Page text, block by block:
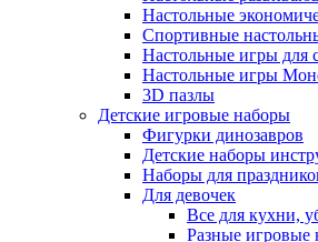
Настольные
Спортивные
Настольные игры для
Настольные игры
3D пазлы
Детские игровые наборы
Фигурки динозавров
Детские наборы
Наборы для
Для девочек
Все для кухни,
Разные игровые